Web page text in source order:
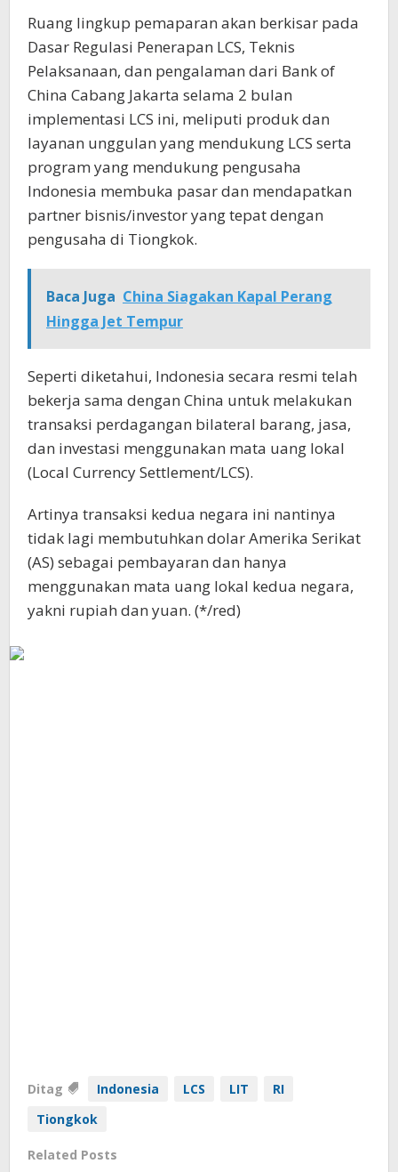
Ruang lingkup pemaparan akan berkisar pada
Dasar Regulasi Penerapan LCS, Teknis
Pelaksanaan, dan pengalaman dari Bank of
China Cabang Jakarta selama 2 bulan
implementasi LCS ini, meliputi produk dan
layanan unggulan yang mendukung LCS serta
program yang mendukung pengusaha
Indonesia membuka pasar dan mendapatkan
partner bisnis/investor yang tepat dengan
pengusaha di Tiongkok.
Baca Juga China Siagakan Kapal Perang
Hingga Jet Tempur
Seperti diketahui, Indonesia secara resmi telah
bekerja sama dengan China untuk melakukan
transaksi perdagangan bilateral barang, jasa,
dan investasi menggunakan mata uang lokal
(Local Currency Settlement/LCS).
Artinya transaksi kedua negara ini nantinya
tidak lagi membutuhkan dolar Amerika Serikat
(AS) sebagai pembayaran dan hanya
menggunakan mata uang lokal kedua negara,
yakni rupiah dan yuan. (*/red)
Ditag Indonesia LCS LIT
RI
Tiongkok
Related Posts